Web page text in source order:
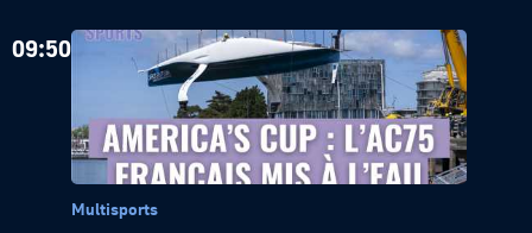
09:50
Multisports